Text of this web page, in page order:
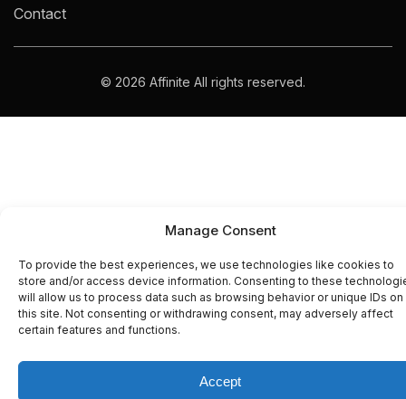
Manage Consent
To provide the best experiences, we use technologies like cookies to
store and/or access device information. Consenting to these
will allow us to process data such as browsing behavior or unique IDs on
this site. Not consenting or withdrawing consent, may adversely affect
certain features and functions.
Accept
Contact
© 2026 Affinite All rights reserved.